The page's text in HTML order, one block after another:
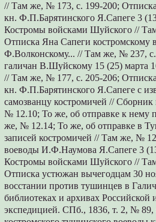
// Там же, № 173, с. 199-200;
кн. Ф.П.Барятинского Я.Сапеге 3
Костромы войсками Шуйского //
Отписка Яна Сапеги костромскому
Ф.Волконскому... // Там же, № 237,
галичан В.Шуйскому 15 (25) марта
// Там же, № 177, с. 205-206;
кн. Ф.П.Барятинского Я.Сапеге с
самозванцу костромичей //
№ 12.10; То же, об отправке к нему
же, № 12.14; То же, об отправке в
записей костромичей // Там же, №
воеводы И.Ф.Наумова Я.Сапеге 3
Костромы войсками Шуйского //
Отписка устюжан вычегодцам 30
восстании против тушинцев в
библиотеках и архивах
экспедицией. СПб., 1836, т. 2, № 89,